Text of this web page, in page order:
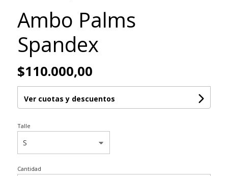
Ambo Palms
Spandex
$110.000,00
Ver cuotas y descuentos
Talle
Cantidad